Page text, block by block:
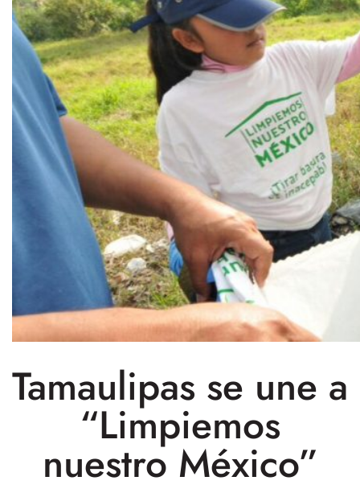
Tamaulipas se une a
“Limpiemos
nuestro México”